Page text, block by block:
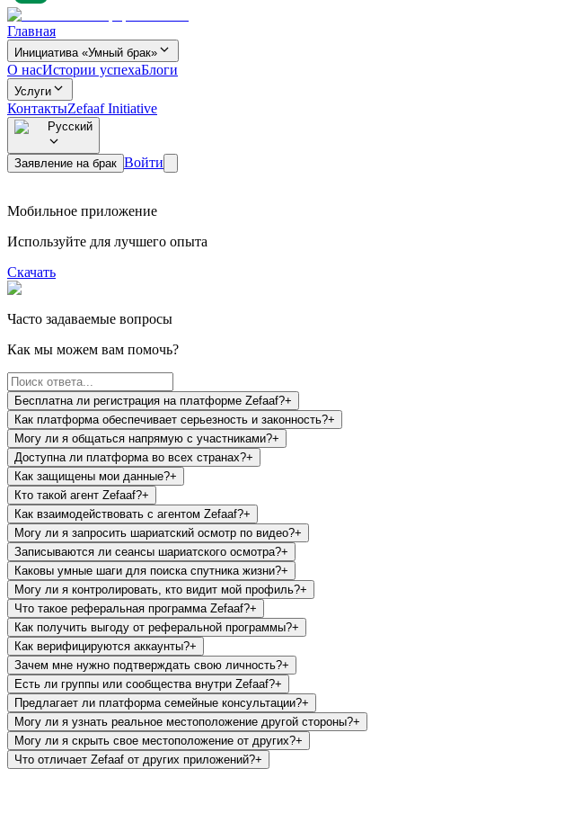
Главная
Инициатива «Умный брак»
О насИстории успехаБлоги
Услуги
КонтактыZefaaf Initiative
Русский
Заявление на брак Войти
Мобильное приложение
Используйте для лучшего опыта
Скачать
Часто задаваемые вопросы
Как мы можем вам помочь?
Бесплатна ли регистрация на платформе Zefaaf?+
Как платформа обеспечивает серьезность и законность?+
Могу ли я общаться напрямую с участниками?+
Доступна ли платформа во всех странах?+
Как защищены мои данные?+
Кто такой агент Zefaaf?+
Как взаимодействовать с агентом Zefaaf?+
Могу ли я запросить шариатский осмотр по видео?+
Записываются ли сеансы шариатского осмотра?+
Каковы умные шаги для поиска спутника жизни?+
Могу ли я контролировать, кто видит мой профиль?+
Что такое реферальная программа Zefaaf?+
Как получить выгоду от реферальной программы?+
Как верифицируются аккаунты?+
Зачем мне нужно подтверждать свою личность?+
Есть ли группы или сообщества внутри Zefaaf?+
Предлагает ли платформа семейные консультации?+
Могу ли я узнать реальное местоположение другой стороны?+
Могу ли я скрыть свое местоположение от других?+
Что отличает Zefaaf от других приложений?+